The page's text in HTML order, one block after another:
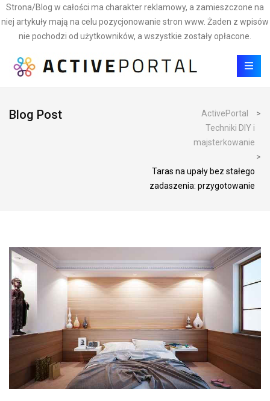
Strona/Blog w całości ma charakter reklamowy, a zamieszczone na
niej artykuły mają na celu pozycjonowanie stron www. Żaden z wpisów
nie pochodzi od użytkowników, a wszystkie zostały opłacone.
Blog Post ActivePortal
>
Techniki DIY i
majsterkowanie
>
Taras na upały bez stałego
zadaszenia: przygotowanie